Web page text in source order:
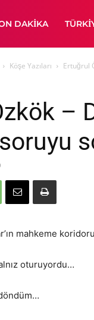
DAKIKA
Köşe Yazıları Ertuğrul
–
mahkeme
oturuyordu…